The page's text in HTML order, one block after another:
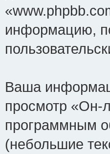
информацию,
Ваша
просмотр «Он-
программным
(небольшие